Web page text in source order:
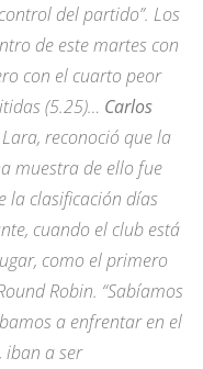
del partido”. Los
de este martes con
con el cuarto peor
(5.25)… Carlos
reconoció que la
muestra de ello fue
la clasificación días
cuando el club está
como el primero
Robin. “Sabíamos
a enfrentar en el
iban a ser